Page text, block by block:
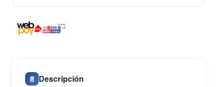
📄 Descripción